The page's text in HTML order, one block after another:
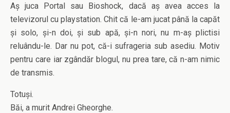
Aș juca Portal sau Bioshock, dacă aș avea acces la
televizorul cu playstation. Chit că le-am jucat până la capăt
și solo, și-n doi, și sub apă, și-n nori, nu m-aș plictisi
reluându-le. Dar nu pot, că-i sufrageria sub asediu. Motiv
pentru care iar zgândăr blogul, nu prea tare, că n-am nimic
de transmis.
Totuși.
Băi, a murit Andrei Gheorghe.